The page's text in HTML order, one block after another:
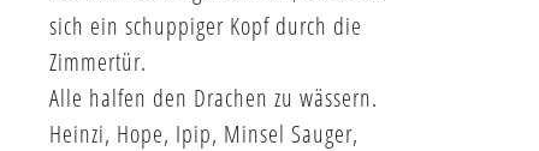
sich ein schuppiger Kopf durch die
Zimmertür.
Alle halfen den Drachen zu wässern.
Heinzi, Hope, Ipip, Minsel Sauger,